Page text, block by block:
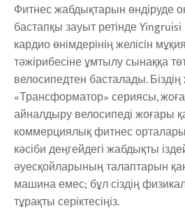
Фитнес жабдықтарын өндіруде
бастапқы зауыт ретінде
кардио өнімдерінің желісін
тәжірибесіне ұмтылу сынаққа
велосипедтен басталады.
«Трансформатор» сериясы,
айналдыру велосипеді жоғары
коммерциялық фитнес
кәсіби деңгейдегі жабдықты
әуесқойларының талаптарын
машина емес; бұл сіздің
тұрақты серіктесіңіз.